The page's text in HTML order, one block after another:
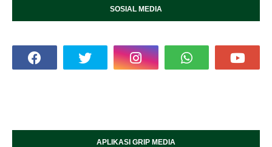
SOSIAL MEDIA
APLIKASI GRIP MEDIA